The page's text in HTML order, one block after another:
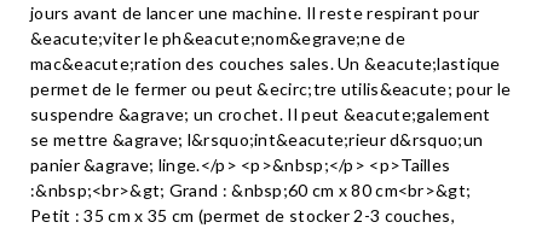
jours avant de lancer une machine. Il reste respirant pour
&eacute;viter le ph&eacute;nom&egrave;ne de
mac&eacute;ration des couches sales. Un &eacute;lastique
permet de le fermer ou peut &ecirc;tre utilis&eacute; pour le
suspendre &agrave; un crochet. Il peut &eacute;galement
se mettre &agrave; l&rsquo;int&eacute;rieur d&rsquo;un
panier &agrave; linge.</p> <p>&nbsp;</p> <p>Tailles
:&nbsp;<br>&gt; Grand : &nbsp;60 cm x 80 cm<br>&gt;
Petit : 35 cm x 35 cm (permet de stocker 2-3 couches,